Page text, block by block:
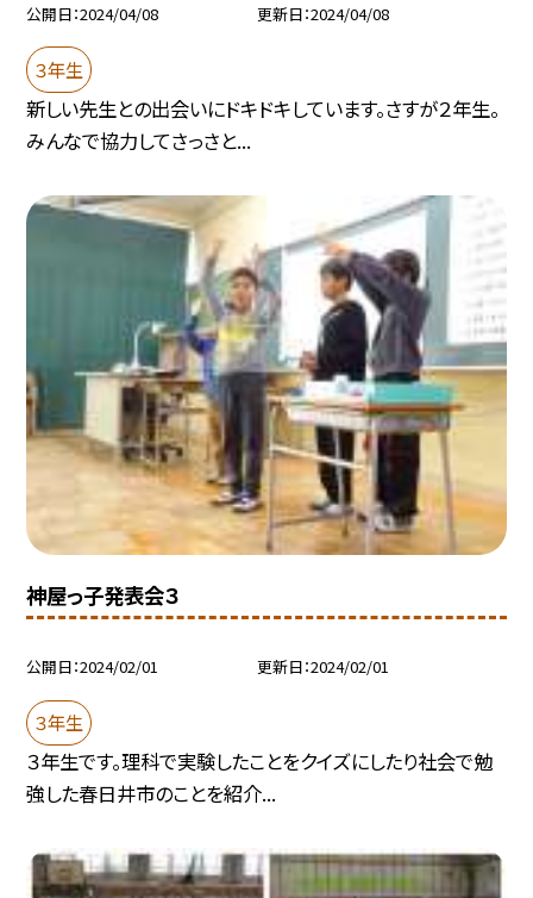
公開日 2024/04/08 更新日 2024/04/08
３年生
新しい先生との出会いにドキドキしています。さすが２年生。
みんなで協力してさっさと...
神屋っ子発表会３
公開日 2024/02/01 更新日 2024/02/01
３年生
３年生です。理科で実験したことをクイズにしたり社会で勉
強した春日井市のことを紹介...